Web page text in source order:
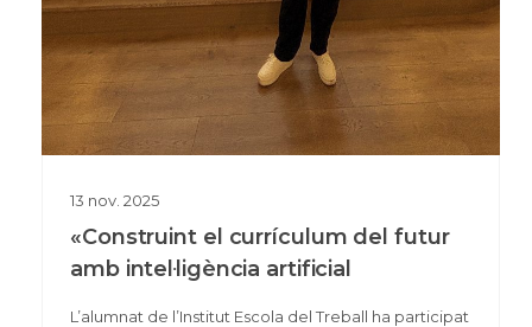
13 nov. 2025
«Construint el currículum del futur
amb intel·ligència artificial
L’alumnat de l’Institut Escola del Treball ha participat